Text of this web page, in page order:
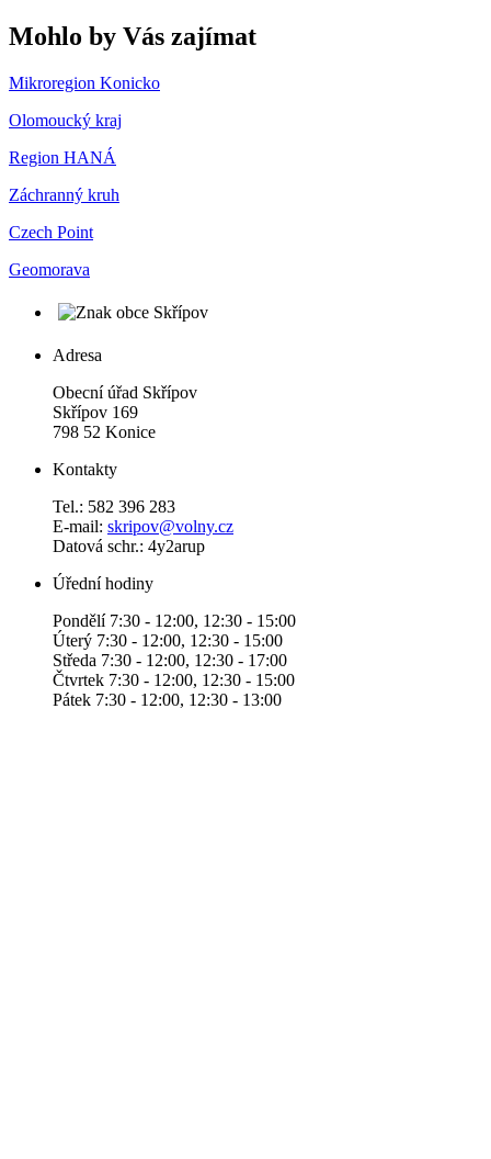
Mohlo by Vás zajímat
Mikroregion Konicko
Olomoucký kraj
Region HANÁ
Záchranný kruh
Czech Point
Geomorava
Adresa
Obecní úřad Skřípov
Skřípov 169
798 52 Konice
Kontakty
Tel.: 582 396 283
E-mail: skripov@volny.cz
Datová schr.: 4y2arup
Úřední hodiny
Pondělí 7:30 - 12:00, 12:30 - 15:00
Úterý 7:30 - 12:00, 12:30 - 15:00
Středa 7:30 - 12:00, 12:30 - 17:00
Čtvrtek 7:30 - 12:00, 12:30 - 15:00
Pátek 7:30 - 12:00, 12:30 - 13:00